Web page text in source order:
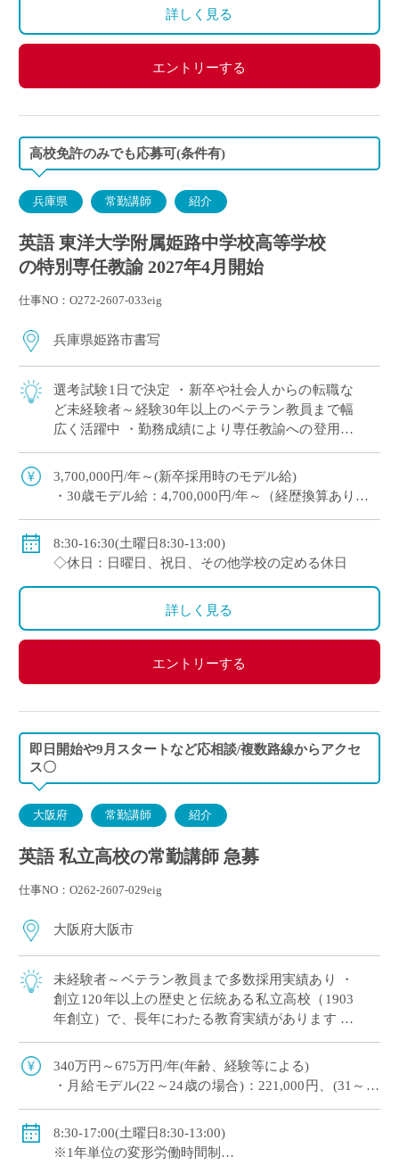
・その他、扶養等の諸手当が条件に応じて支給あり
◇保険：私学共済、雇用保険など
詳しく見る
エントリーする
高校免許のみでも応募可(条件有)
兵庫県 常勤講師 紹介
英語 東洋大学附属姫路中学校高等学校
の特別専任教諭 2027年4月開始
仕事NO：O272-2607-033eig
兵庫県姫路市書写
選考試験1日で決定 ・新卒や社会人からの転職な
ど未経験者～経験30年以上のベテラン教員まで幅
広く活躍中 ・勤務成績により専任教諭への登用あ
り ・e-learningなどICTの導入にも積極的、国際交
流にも注力 ※高校免許 […]
3,700,000円/年～(新卒採用時のモデル給)
・30歳モデル給：4,700,000円/年～（経歴換算あり）
・専任教諭のモデル給：24歳520万円/年、30歳630万
円/年程度
※上記以外に補習手当、特殊業務手当、通勤手当、入
試手当、クラブ活動手当を支給
◇保険：私学共済、雇用保険、労災保険
8:30-16:30(土曜日8:30-13:00)
◇休日：日曜日、祝日、その他学校の定める休日
詳しく見る
エントリーする
即日開始や9月スタートなど応相談/複数路線からアクセ
ス〇
大阪府 常勤講師 紹介
英語 私立高校の常勤講師 急募
仕事NO：O262-2607-029eig
大阪府大阪市
未経験者～ベテラン教員まで多数採用実績あり ・
創立120年以上の歴史と伝統ある私立高校（1903
年創立）で、長年にわたる教育実績があります ・
男女共学の全日制高校
340万円～675万円/年(年齢、経験等による)
・月給モデル(22～24歳の場合)：221,000円、(31～33
歳の場合)281,160円/月、など
◇交通費：別途支給
◇賞与：有
8:30-17:00(土曜日8:30-13:00)
※1年単位の変形労働時間制